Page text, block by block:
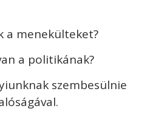
a menekülteket?
a politikának?
szembesülnie